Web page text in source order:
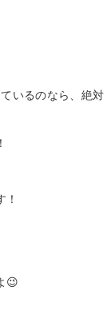
いるのなら、絶対
😉